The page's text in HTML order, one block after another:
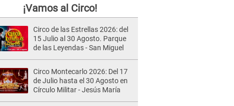
¡Vamos al Circo!
Circo de las Estrellas 2026: del
15 Julio al 30 Agosto. Parque
de las Leyendas - San Miguel
Circo Montecarlo 2026: Del 17
de Julio hasta el 30 Agosto en
Círculo Militar - Jesús María